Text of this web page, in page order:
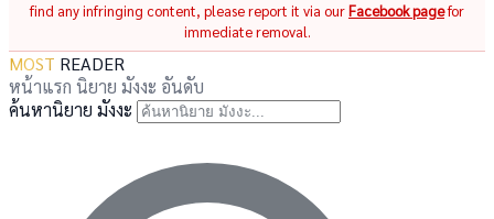
find any infringing content, please report it via ourFacebook pagefor
immediate removal.
MOST READER
หน้าแรก นิยาย มังงะ อันดับ
ค้นหานิยาย มังงะ